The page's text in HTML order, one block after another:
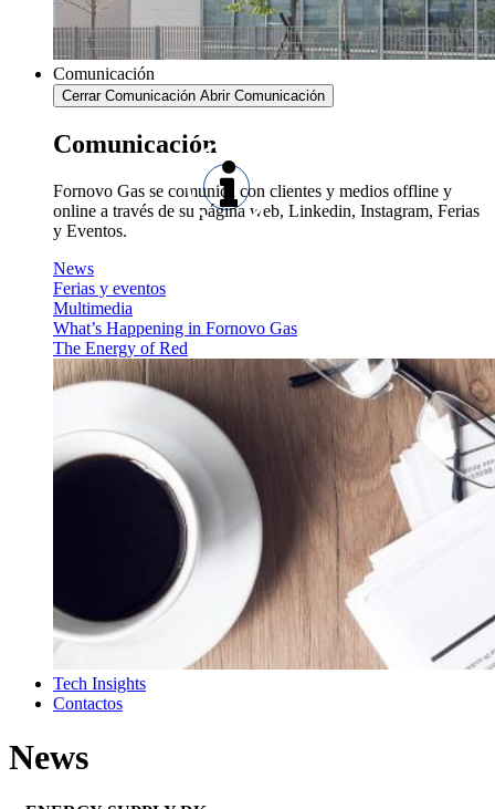
Comunicación
Cerrar Comunicación Abrir Comunicación
Comunicación
Fornovo Gas se comunica con clientes y medios offline y
online a través de su página web, Linkedin, Instagram, Ferias
y Eventos.
News
Ferias y eventos
Multimedia
What’s Happening in Fornovo Gas
The Energy of Red
Tech Insights
Contactos
News